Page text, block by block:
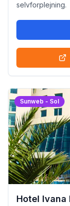
selvforplejning.
Sunweb - Sol
Hotel Ivana